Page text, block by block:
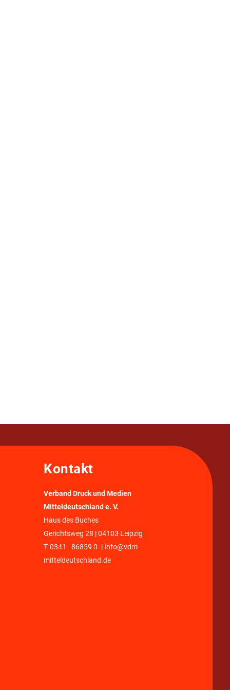
Kontakt
Verband Druck und Medien
Mitteldeutschland e. V.
Haus des Buches
Gerichtsweg 28 | 04103 Leipzig
T 0341 - 86859 0 | info@vdm-
mitteldeutschland.de